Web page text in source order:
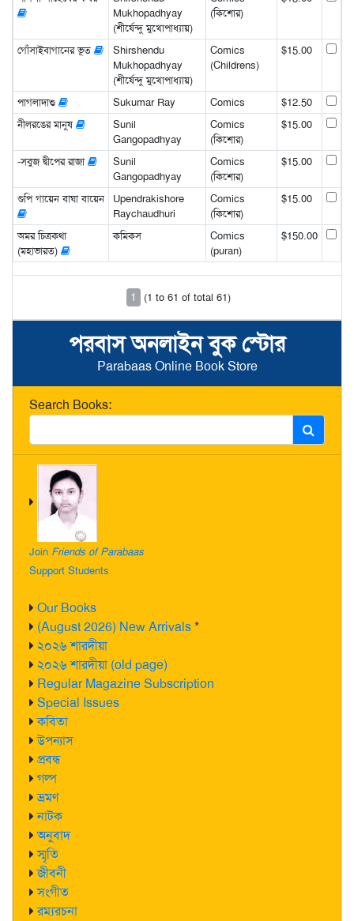
পরবাস অনলাইন বুক স্টোর
Parabaas Online Book Store
Search Books:
Join Friends of Parabaas
Support Students
Our Books
(August 2026) New Arrivals*
২০২৬ শারদীয়া
২০২৬ শারদীয়া (old page)
Regular Magazine Subscription
Special Issues
কবিতা
উপন্যাস
প্রবন্ধ
গল্প
ভ্রমণ
নাটক
অনুবাদ
স্মৃতি
জীবনী
সংগীত
রম্যরচনা
Mukhopadhyay
(শীর্ষেন্দু মুখোপাধ্যায়)
(কিশোর)
গোঁসাইবাগানের ভূত
Shirshendu
Mukhopadhyay
(শীর্ষেন্দু মুখোপাধ্যায়)
Comics
(Childrens)
$15.00
পাগলাদাশু Sukumar Ray Comics
$12.50
নীলরঙের মানুষ
Sunil
Gangopadhyay
Comics
(কিশোর)
$15.00
-সবুজ দ্বীপের রাজা
Sunil
Gangopadhyay
Comics
(কিশোর)
$15.00
গুপি গায়েন বাঘা বায়েন
Upendrakishore
Raychaudhuri
Comics
(কিশোর)
$15.00
অমর চিত্রকথা
(মহাভারত)
কমিকস
Comics
(puran)
$150.00
1 (1 to 61 of total 61)